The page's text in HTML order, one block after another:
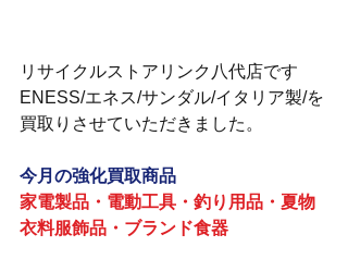
リサイクルストアリンク八代店です
ENESS/エネス/サンダル/イタリア製/を
買取りさせていただきました。
今月の強化買取商品
家電製品・電動工具・釣り用品・夏物
衣料服飾品・ブランド食器